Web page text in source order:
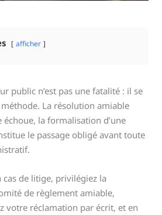
afficher
public n’est pas une fatalité : il se
La résolution amiable
la formalisation d’une
le passage obligé avant toute
cas de litige, privilégiez la
de règlement amiable,
votre réclamation par écrit, et en